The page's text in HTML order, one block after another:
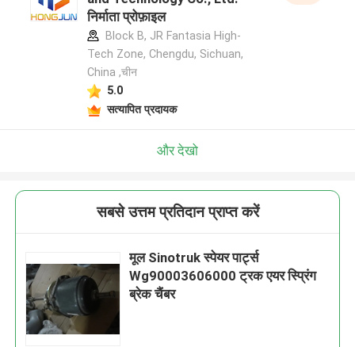
निर्माता प्रोफ़ाइल
Block B, JR Fantasia High-
Tech Zone, Chengdu, Sichuan,
China ,चीन
5.0
सत्यापित प्रदायक
और देखो
सबसे उत्तम प्रतिदान प्राप्त करें
मूल Sinotruk स्पेयर पार्ट्स
Wg90003606000 ट्रक एयर स्प्रिंग
ब्रेक चैंबर